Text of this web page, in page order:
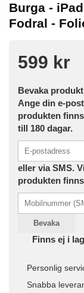
Burga -
Fodral -
599 kr
Bevaka produkt
Ange din e-
produkten
till 180 dagar.
eller via SMS.
produkten
Bevaka
Finns ej i
Personlig
Snabba